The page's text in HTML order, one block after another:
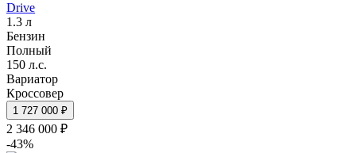
Drive
1.3 л
Бензин
Полный
150 л.с.
Вариатор
Кроссовер
1 727 000 ₽
2 346 000 ₽
-43%